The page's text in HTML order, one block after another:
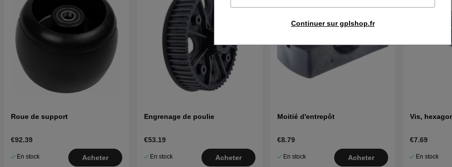
Continuer sur gplshop.fr
Roue de support
€92.39
En stock Acheter
Engrenage de poulie
€53.19
En stock Acheter
Moitié d'entrepôt
€8.79
En stock Acheter
Vis,
€7.69
En stock